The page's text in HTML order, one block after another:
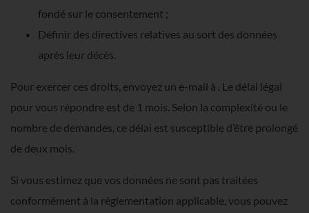
fondé sur le consentement ;
Définir des directives relatives au sort des données
après leur décès.
Pour exercer ces droits, envoyez un e-mail à . Le délai légal
pour vous répondre est de 1 mois. Selon la complexité ou le
nombre de demandes, ce délai est susceptible d’être prolongé
de deux mois.
Si vous estimez que vos données ne sont pas traitées
conformément à la réglementation applicable, vous pouvez